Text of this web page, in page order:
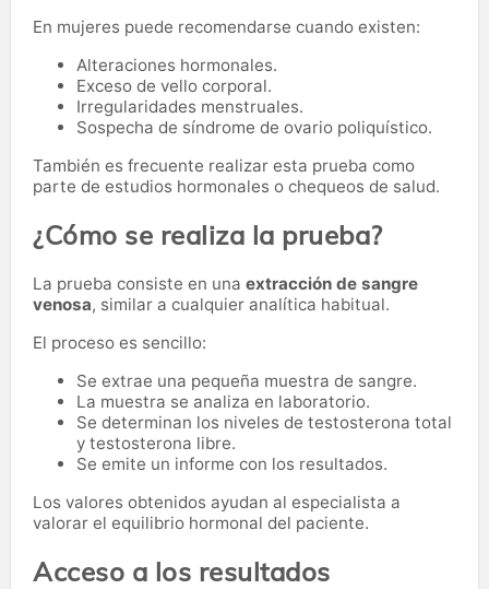
En mujeres puede recomendarse cuando existen:
Alteraciones hormonales.
Exceso de vello corporal.
Irregularidades menstruales.
Sospecha de síndrome de ovario poliquístico.
También es frecuente realizar esta prueba como
parte de estudios hormonales o chequeos de salud.
¿Cómo se realiza la prueba?
La prueba consiste en una extracción de sangre
venosa, similar a cualquier analítica habitual.
El proceso es sencillo:
Se extrae una pequeña muestra de sangre.
La muestra se analiza en laboratorio.
Se determinan los niveles de testosterona total
y testosterona libre.
Se emite un informe con los resultados.
Los valores obtenidos ayudan al especialista a
valorar el equilibrio hormonal del paciente.
Acceso a los resultados